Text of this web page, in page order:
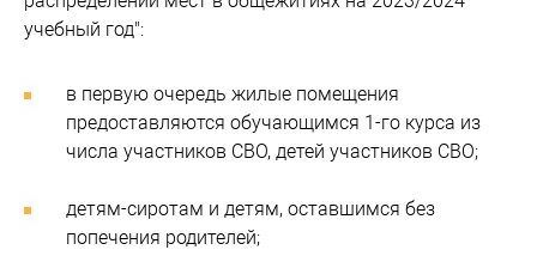
учебный год":
в первую очередь жилые помещения
предоставляются обучающимся 1-го курса из
числа участников СВО, детей участников СВО;
детям-сиротам и детям, оставшимся без
попечения родителей;